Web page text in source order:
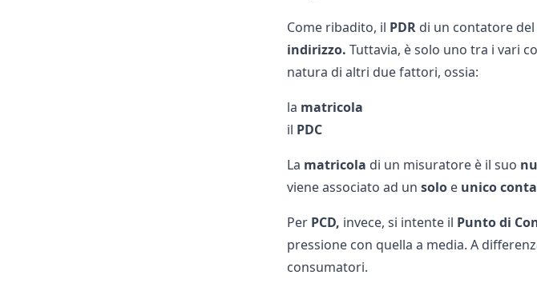
Come ribadito, il PDRdi un contatore del
indirizzo. Tuttavia, è solo uno tra i vari
natura di altri due fattori, ossia:
la matricola
il PDC
La matricola di un misuratore è il suo
viene associato ad un soloe unico
Per PCD, invece, si intente il Punto di
pressione con quella a media. A
consumatori.